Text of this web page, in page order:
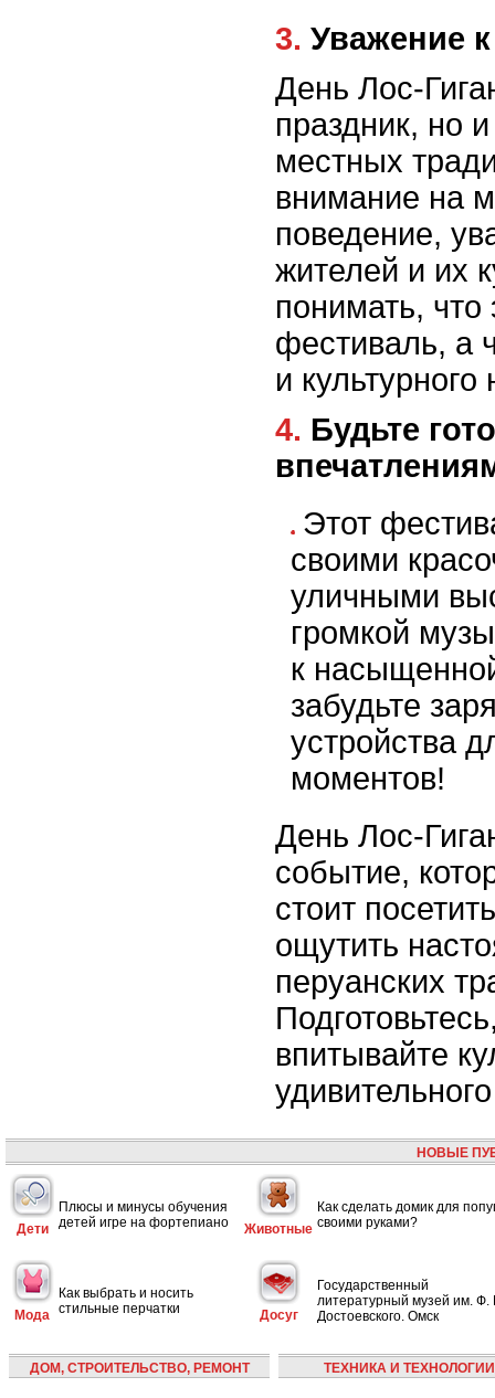
3. Уважение
День Лос-
праздник, но
местных
внимание на
поведение,
жителей и их
понимать, что
фестиваль, а
и
4. Будьте готовы к шуму и ярким
Этот
своими
уличными
громкой
к
забудьте
устройства
моментов!
День Лос-
событие,
стоит
ощутить
перуанских
впитывайте
НОВЫЕ
Дети
Плюсы и минусы обучения
детей игре на фортепиано
Животные
Как сделать домик для
своими руками?
Мода
Как выбрать и носить
стильные перчатки
Досуг
Государственный
литературный музей им. Ф.
Достоевского. Омск
ДОМ, СТРОИТЕЛЬСТВО, РЕМОНТ ТЕХНИКА И ТЕХНОЛОГИИ